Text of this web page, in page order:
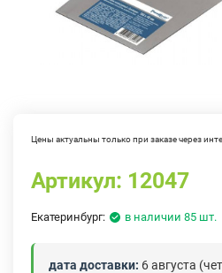
Цены актуальны только при заказе через
Артикул: 12047
Екатеринбург: в наличии 85 шт.
дата доставки: 6 августа